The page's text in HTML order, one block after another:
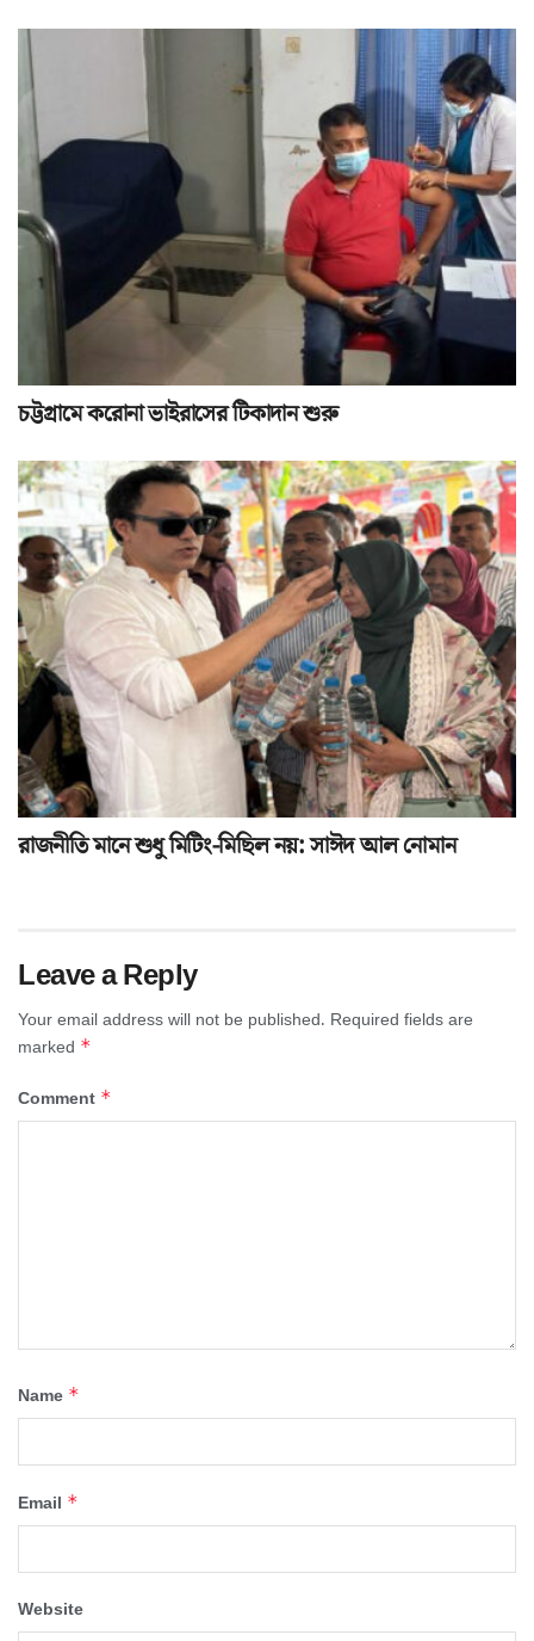
চট্টগ্রামে করোনা ভাইরাসের টিকাদান শুরু
রাজনীতি মানে শুধু মিটিং-মিছিল নয়: সাঈদ আল নোমান
Leave a Reply
Your email address will not be published. Required fields are
marked *
Comment *
Name *
Email *
Website